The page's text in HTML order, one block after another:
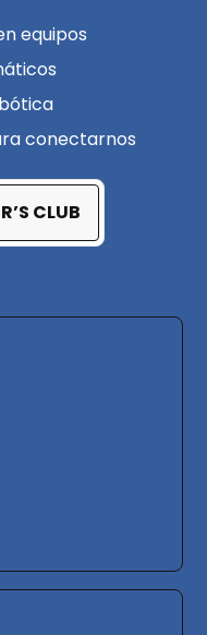
equipos
conectarnos
CLUB